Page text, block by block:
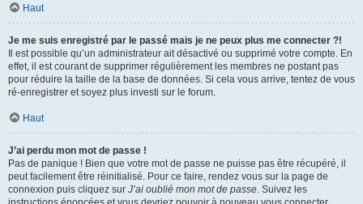
Haut
Je me suis enregistré par le passé mais je ne peux plus me connecter ?!
Il est possible qu’un administrateur ait désactivé ou supprimé votre compte. En
effet, il est courant de supprimer régulièrement les membres ne postant pas
pour réduire la taille de la base de données. Si cela vous arrive, tentez de vous
ré-enregistrer et soyez plus investi sur le forum.
Haut
J’ai perdu mon mot de passe !
Pas de panique ! Bien que votre mot de passe ne puisse pas être récupéré, il
peut facilement être réinitialisé. Pour ce faire, rendez vous sur la page de
connexion puis cliquez sur J’ai oublié mon mot de passe. Suivez les